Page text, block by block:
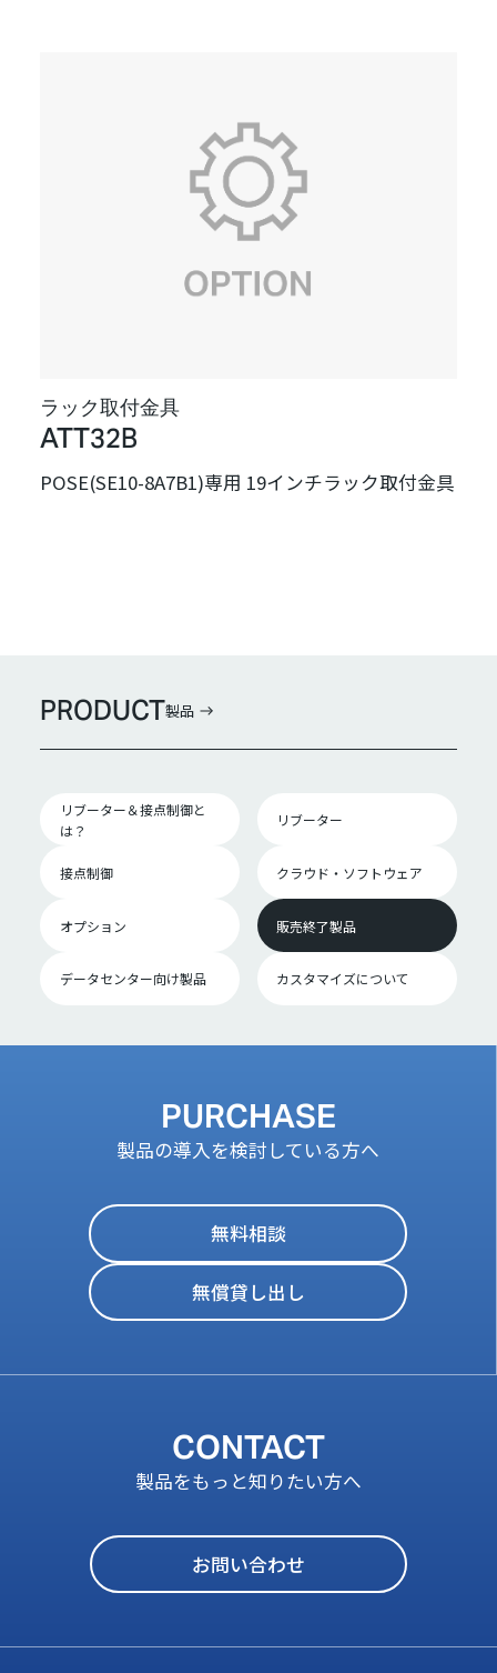
ラック取付金具
ATT32B
POSE(SE10-8A7B1)専用 19インチラック取付金具
PRODUCT製品
リブーター＆接点制御と
は？
リブーター
接点制御 クラウド・ソフトウェア
オプション 販売終了製品
データセンター向け製品 カスタマイズについて
PURCHASE
製品の導入を検討している方へ
無料相談
無償貸し出し
CONTACT
製品をもっと知りたい方へ
お問い合わせ